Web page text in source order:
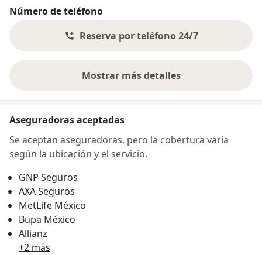
Número de teléfono
Reserva por teléfono 24/7
Mostrar más detalles
sobre la dirección
Aseguradoras aceptadas
Se aceptan aseguradoras, pero la cobertura varía
según la ubicación y el servicio.
GNP Seguros
AXA Seguros
MetLife México
Bupa México
Allianz
+2 más